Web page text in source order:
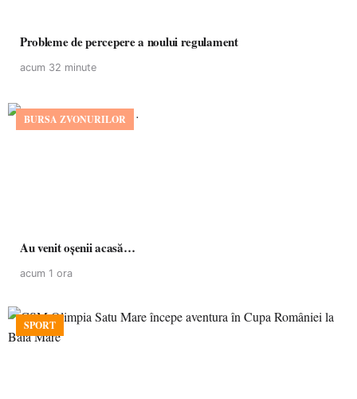
Probleme de percepere a noului regulament
acum 32 minute
BURSA ZVONURILOR
Au venit oșenii acasă…
acum 1 ora
SPORT